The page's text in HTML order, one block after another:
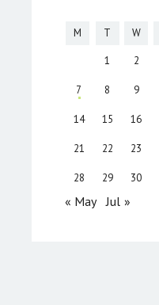
M T W
1 2
7 8 9
14 15 16
21 22 23
28 29 30
« May Jul »